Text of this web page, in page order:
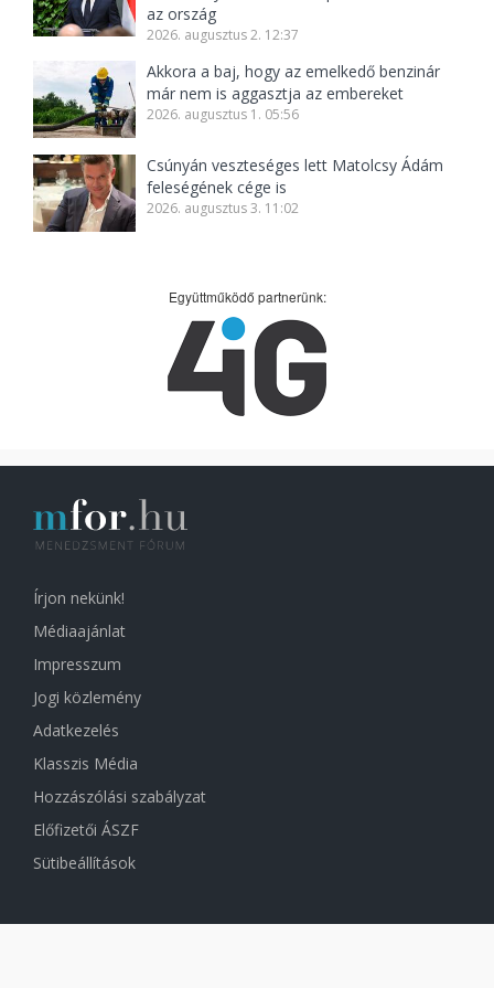
az ország
2026. augusztus 2. 12:37
Akkora a baj, hogy az emelkedő benzinár
már nem is aggasztja az embereket
2026. augusztus 1. 05:56
Csúnyán veszteséges lett Matolcsy Ádám
feleségének cége is
2026. augusztus 3. 11:02
Együttműködő partnerünk:
Írjon nekünk!
Médiaajánlat
Impresszum
Jogi közlemény
Adatkezelés
Klasszis Média
Hozzászólási szabályzat
Előfizetői ÁSZF
Sütibeállítások